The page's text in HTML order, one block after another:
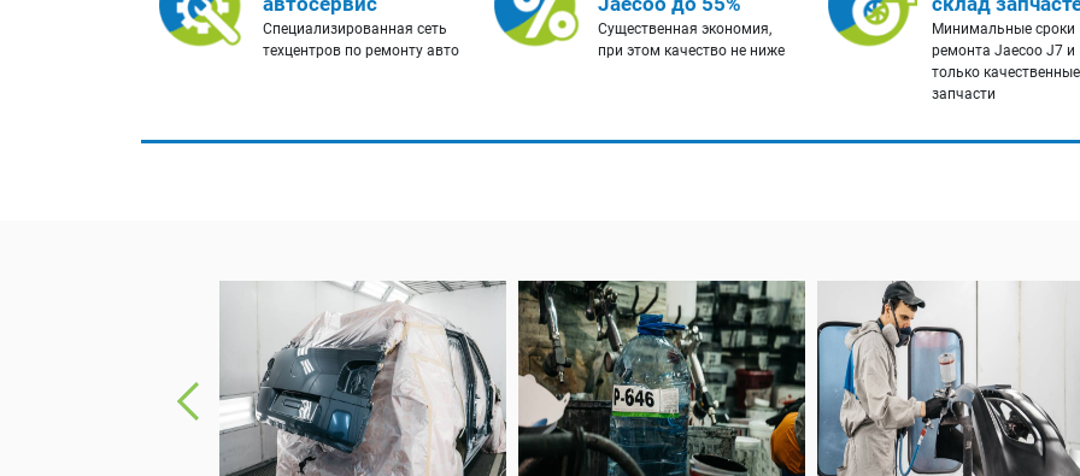
Специализированная сеть
техцентров по ремонту авто
Существенная экономия,
при этом качество не ниже
Минимальные сроки
ремонта Jaecoo J7 и
только качественные
запчасти